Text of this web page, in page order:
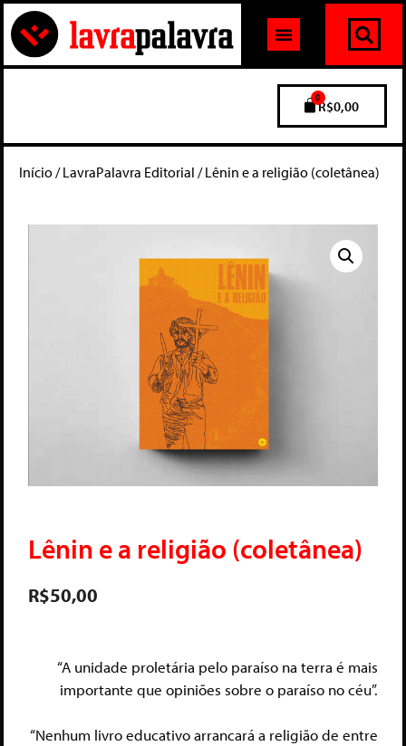
R$0,00
0
Início/LavraPalavra Editorial / Lênin e a religião (coletânea)
Lênin e a religião (coletânea)
R$50,00
“A unidade proletária pelo paraíso na terra é mais
importante que opiniões sobre o paraíso no céu”.
“Nenhum livro educativo arrancará a religião de entre